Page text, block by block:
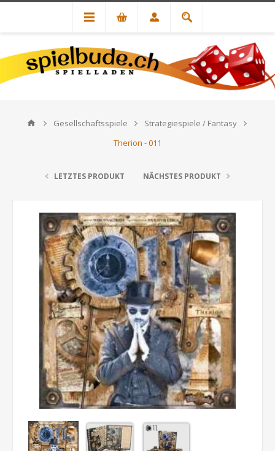
Gesellschaftsspiele
Strategiespiele / Fantasy
Therion - 011
LETZTES PRODUKT NÄCHSTES PRODUKT